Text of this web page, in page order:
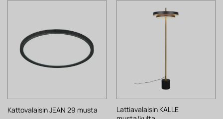
Kattovalaisin JEAN 29 musta
Lattiavalaisin KALLE